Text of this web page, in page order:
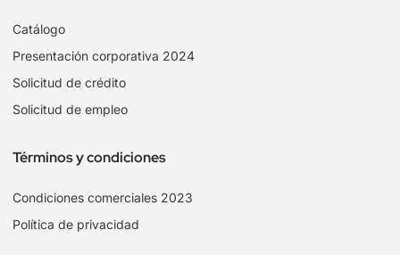
Catálogo
Presentación corporativa 2024
Solicitud de crédito
Solicitud de empleo
Términos y condiciones
Condiciones comerciales 2023
Política de privacidad